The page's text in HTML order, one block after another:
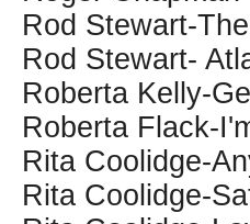
Rod Stewart-
Rod Stewart-
Roberta Kelly-
Roberta Flack-
Rita Coolidge-
Rita Coolidge-